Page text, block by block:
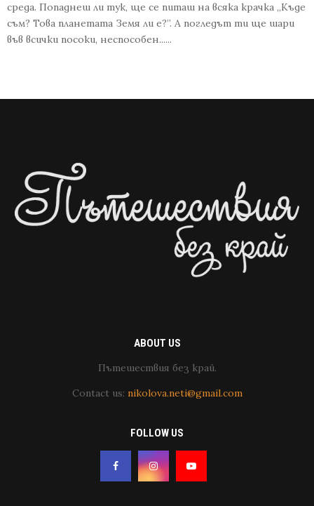
среда. Попаднеш ли тук, ще се питаш на всяка крачка „Къде
съм? Това планетата Земя ли е?”. А погледът ти ще шари
във всички посоки, неспособен......
ABOUT US
Пътешествия без край.
Contact us: nikolova.neti@gmail.com
FOLLOW US